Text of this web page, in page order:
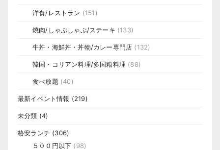
洋食/レストラン (151)
焼肉/しゃぶしゃぶ/ステーキ (133)
牛丼・海鮮丼・丼物/カレー専門店 (132)
韓国・コリアン料理/多国籍料理 (88)
食べ放題 (40)
最新イベント情報 (219)
未分類 (4)
格安ランチ (306)
５００円以下 (98)